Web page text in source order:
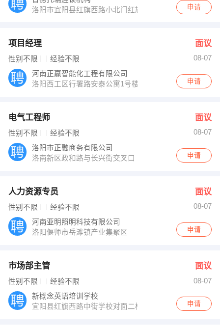
洛阳市宜阳县红旗西路小北门红旗花园2层中街学校正对
申请
项目经理 面议
性别不限 经验不限
08-07
河南正赢智能化工程有限公司
洛阳西工区行署路安泰公寓1号楼
申请
电气工程师 面议
性别不限 经验不限
08-07
洛阳市正融商务有限公司
洛南新区政和路与长兴街交叉口
申请
人力资源专员 面议
性别不限 经验不限
08-07
河南亚明照明科技有限公司
洛阳偃师市岳滩镇产业集聚区
申请
市场部主管 面议
性别不限 经验不限
08-07
新概念英语培训学校
宜阳县红旗西路中街学校对面二楼
申请